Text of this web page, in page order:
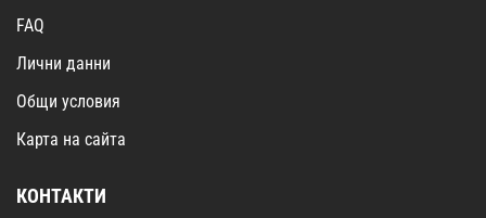
FAQ
Лични данни
Общи условия
Карта на сайта
КОНТАКТИ